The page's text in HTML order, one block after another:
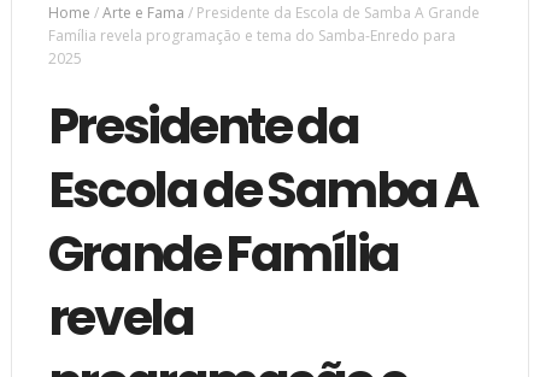
Home /Arte e Fama / Presidente da Escola de Samba A Grande
Família revela programação e tema do Samba-Enredo para
2025
Presidente da
Escola de Samba A
Grande Família
revela